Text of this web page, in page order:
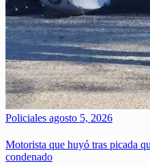
Policiales agosto 5, 2026
Motorista que huyó tras picada
condenado